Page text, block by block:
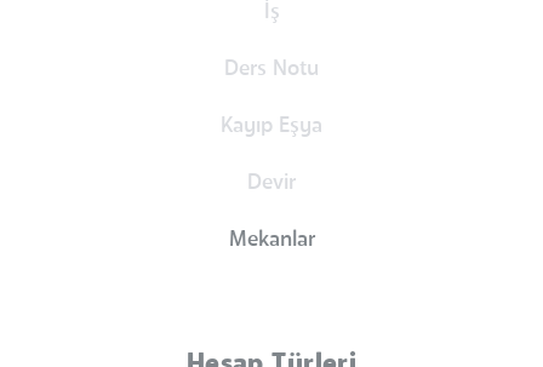
İş
Ders Notu
Kayıp Eşya
Devir
Mekanlar